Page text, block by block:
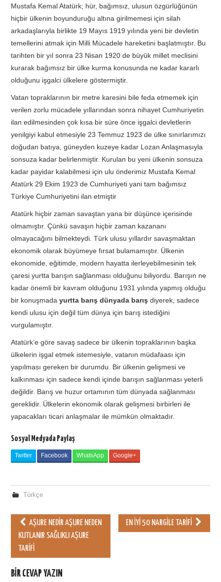
Mustafa Kemal Atatürk; hür, bağımsız, ulusun özgürlüğünün
hiçbir ülkenin boyunduruğu altına girilmemesi için silah
arkadaşlarıyla birlikte 19 Mayıs 1919 yılında yeni bir devletin
temellerini atmak için Milli Mücadele hareketini başlatmıştır. Bu
tarihten bir yıl sonra 23 Nisan 1920 de büyük millet meclisini
kurarak bağımsız bir ülke kurma konusunda ne kadar kararlı
olduğunu işgalci ülkelere göstermiştir.
Vatan topraklarının bir metre karesini bile feda etmemek için
verilen zorlu mücadele yıllarından sonra nihayet Cumhuriyetin
ilan edilmesinden çok kısa bir süre önce işgalci devletlerin
yenilgiyi kabul etmesiyle 23 Temmuz 1923 de ülke sınırlarımızı
doğudan batıya, güneyden kuzeye kadar Lozan Anlaşmasıyla
sonsuza kadar belirlenmiştir. Kurulan bu yeni ülkenin sonsuza
kadar payidar kalabilmesi için ulu önderimiz Mustafa Kemal
Atatürk 29 Ekim 1923 de Cumhuriyeti yani tam bağımsız
Türkiye Cumhuriyetini ilan etmiştir
Atatürk hiçbir zaman savaştan yana bir düşünce içerisinde
olmamıştır. Çünkü savaşın hiçbir zaman kazananı
olmayacağını bilmekteydi. Türk ulusu yıllardır savaşmaktan
ekonomik olarak büyümeye fırsat bulamamıştır. Ülkenin
ekonomide, eğitimde, modern hayatta ilerleyebilmesinin tek
çaresi yurtta barışın sağlanması olduğunu biliyordu. Barışın ne
kadar önemli bir kavram olduğunu 1931 yılında yapmış olduğu
bir konuşmadayurtta barış dünyada barışdiyerek, sadece
kendi ulusu için değil tüm dünya için barış istediğini
vurgulamıştır.
Atatürk’e göre savaş sadece bir ülkenin topraklarının başka
ülkelerin işgal etmek istemesiyle, vatanın müdafaası için
yapılması gereken bir durumdu. Bir ülkenin gelişmesi ve
kalkınması için sadece kendi içinde barışın sağlanması yeterli
değildir. Barış ve huzur ortamının tüm dünyada sağlanması
gereklidir. Ülkelerin ekonomik olarak gelişmesi birbirleri ile
yapacakları ticari anlaşmalar ile mümkün olmaktadır.
Sosyal Medyada Paylaş
Twitter Facebook WhatsApp Google+
Türkçe
Post navigation
AŞURE NEDIR AŞURE NEDEN
KUTLANIR SAĞLIKLI AŞURE
TARIFI
EN İYI 50 NARGILE TARIFI
BIR CEVAP YAZIN